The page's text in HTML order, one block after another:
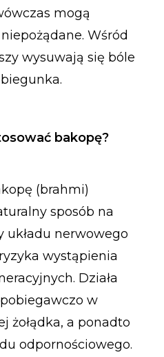
mogą
Wśród
wysuwają się bóle
bakopę?
(brahmi)
sposób na
układu nerwowego
wystąpienia
Działa
w
żołądka, a ponadto
odpornościowego.